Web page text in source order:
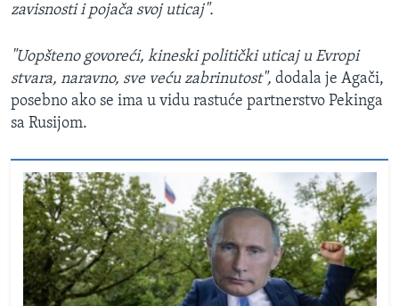
zavisnosti i pojača svoj uticaj".
"Uopšteno govoreći, kineski politički uticaj u Evropi
stvara, naravno, sve veću zabrinutost", dodala je Agači,
posebno ako se ima u vidu rastuće partnerstvo Pekinga
sa Rusijom.